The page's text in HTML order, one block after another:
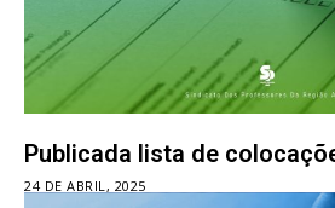
Publicada lista de
24 DE ABRIL, 2025